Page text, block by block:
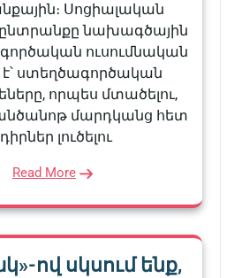
Սոցիալական
նախագծային
ուսումնական
ստեղծագործական
որպես մտածելու,
անծանոթ մարդկանց հետ
լուծելու
Read More
ով սկսում ենք,